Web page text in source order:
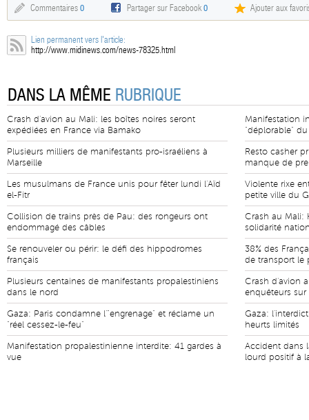
Commentaires 0 Partager sur Facebook0 Ajouter aux
Lien permanent vers l'article:
http://www.midinews.com/news-78325.html
DANS LA MÊME RUBRIQUE
Crash d'avion au Mali: les boîtes noires seront
expédiées en France via Bamako
Plusieurs milliers de manifestants pro-israéliens à
Marseille
Les musulmans de France unis pour fêter lundi l'Aïd
el-Fitr
Collision de trains près de Pau: des rongeurs ont
endommagé des câbles
Se renouveler ou périr: le défi des hippodromes
français
Plusieurs centaines de manifestants propalestiniens
dans le nord
Gaza: Paris condamne l'"engrenage" et réclame un
"réel cessez-le-feu"
Manifestation propalestinienne interdite: 41 gardes à
vue
Manifestation
"déplorable" du
Resto casher
manque de
Violente rixe
petite ville du
Crash au Mali:
solidarité
38% des
de transport le
Crash d'avion
enquêteurs sur
Gaza:
heurts limités
Accident dans
lourd positif à